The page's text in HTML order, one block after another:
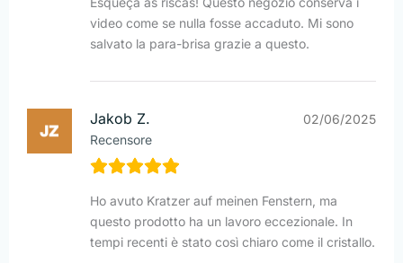
video come se nulla fosse accaduto. Mi sono
salvato la para-brisa grazie a questo.
Jakob Z.
Recensore
02/06/2025
Ho avuto Kratzer auf meinen Fenstern, ma
questo prodotto ha un lavoro eccezionale. In
tempi recenti è stato così chiaro come il cristallo.